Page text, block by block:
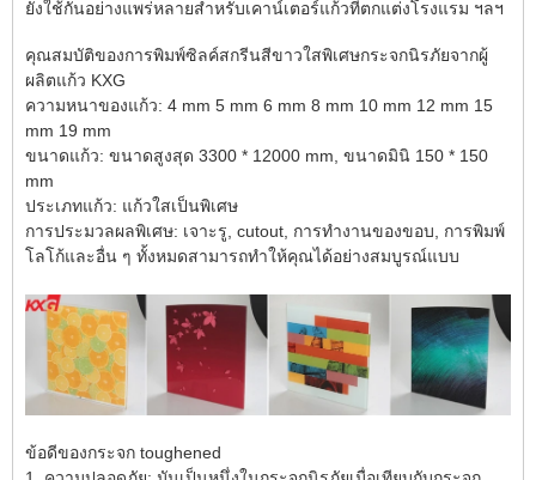
ยังใช้กันอย่างแพร่หลายสำหรับเคาน์เตอร์แก้วที่ตกแต่งโรงแรม ฯลฯ
คุณสมบัติของการพิมพ์ซิลค์สกรีนสีขาวใสพิเศษกระจกนิรภัยจากผู้
ผลิตแก้ว KXG
ความหนาของแก้ว: 4 mm 5 mm 6 mm 8 mm 10 mm 12 mm 15
mm 19 mm
ขนาดแก้ว: ขนาดสูงสุด 3300 * 12000 mm, ขนาดมินิ 150 * 150
mm
ประเภทแก้ว: แก้วใสเป็นพิเศษ
การประมวลผลพิเศษ: เจาะรู, cutout, การทำงานของขอบ, การพิมพ์
โลโก้และอื่น ๆ ทั้งหมดสามารถทำให้คุณได้อย่างสมบูรณ์แบบ
ข้อดีของกระจก toughened